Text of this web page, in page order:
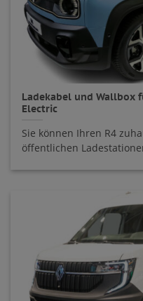
Ladekabel und Wallbox
Electric
Sie können Ihren R4
öffentlichen